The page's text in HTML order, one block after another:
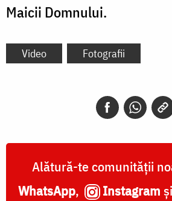
Maicii Domnului.
Video Fotografii
Alătură-te comunității
WhatsApp, Instagram și